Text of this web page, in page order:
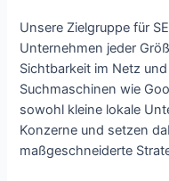
Unsere Zielgruppe für
Unternehmen jeder
Sichtbarkeit im Netz
Suchmaschinen wie
sowohl kleine lokale
Konzerne und setzen
maßgeschneiderte